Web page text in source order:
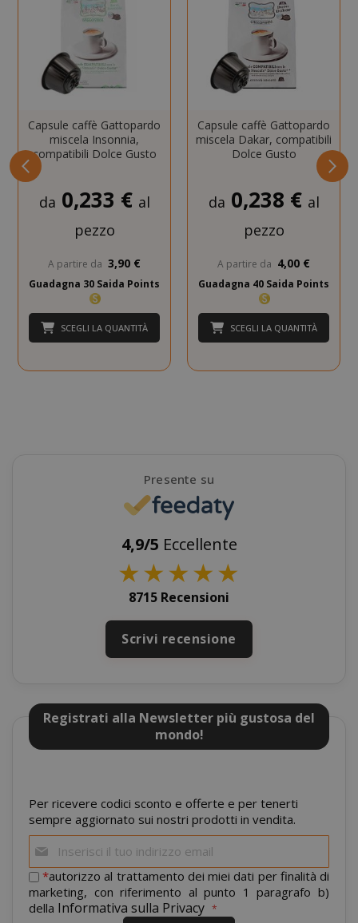
Capsule caffè Gattopardo
miscela Insonnia,
compatibili Dolce Gusto
da 0,233 € al
pezzo
A partire da 3,90 €
Guadagna 30 Saida Points
SCEGLI LA QUANTITÀ
Capsule caffè Gattopardo
miscela Dakar, compatibili
Dolce Gusto
da 0,238 € al
pezzo
A partire da 4,00 €
Guadagna 40 Saida Points
SCEGLI LA QUANTITÀ
Presente su
4,9/5 Eccellente
★★★★★
8715 Recensioni
Scrivi recensione
Registrati alla Newsletter più gustosa del
mondo!
Per ricevere codici sconto e offerte e per tenerti
sempre aggiornato sui nostri prodotti in vendita.
alla
nostra
newsletter:
*autorizzo al trattamento dei miei dati per finalità di
marketing, con riferimento al punto 1 paragrafo b)
della Informativa sulla Privacy
NOME
SID
CookieScriptConsent
SADEVSESSID
Google